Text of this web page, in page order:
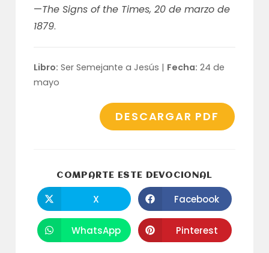
—The Signs of the Times, 20 de marzo de
1879.
Libro: Ser Semejante a Jesús | Fecha: 24 de
mayo
DESCARGAR PDF
COMPARTE ESTE DEVOCIONAL
abre
en
una
nueva
ventana
X Se
abre
en
una
nueva
ventana
Facebook
Se
abre
WhatsApp Se
abre
Pinterest